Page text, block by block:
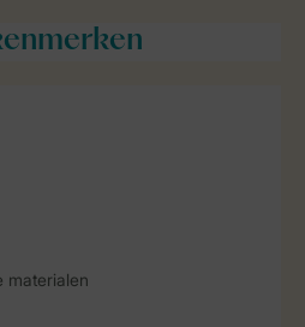
materialen